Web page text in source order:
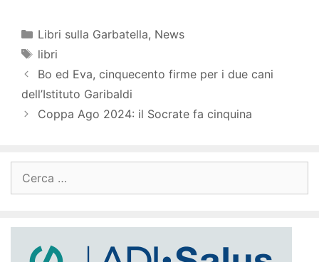
Categorie
Libri sulla Garbatella, News
Tag
libri
Bo ed Eva, cinquecento firme per i due cani
dell’Istituto Garibaldi
Coppa Ago 2024: il Socrate fa cinquina
per: